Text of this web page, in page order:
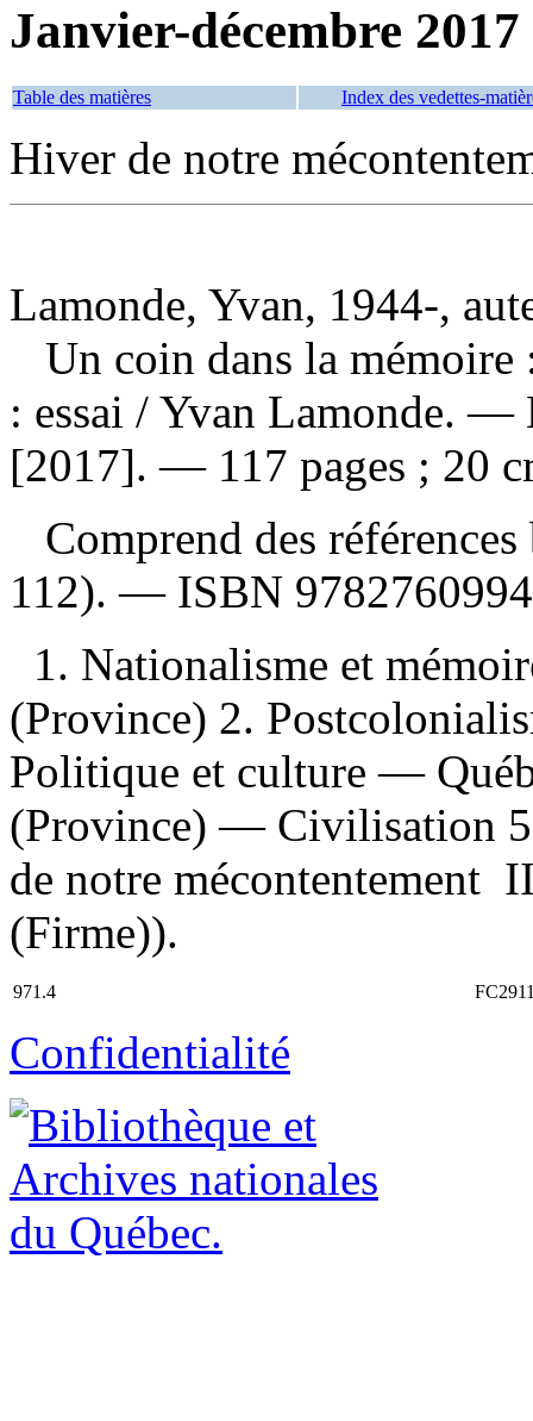
Janvier-décembre 2017
Table des matières Index des vedettes-
Hiver de notre
Lamonde, Yvan, 1944-,
Un coin dans la
: essai / Yvan Lamonde. —
[2017]. — 117 pages ; 20
Comprend des
112). — ISBN
1. Nationalisme et
(Province) 2.
Politique et culture —
(Province) — Civilisation
de notre mécontentement
(Firme)).
971.4
Confidentialité